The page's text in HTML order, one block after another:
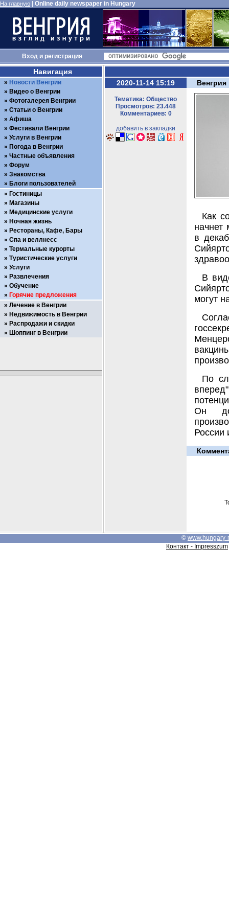
На главную Online daily newspaper in Hungary
Входи регистрация
2020-11-14 15:19
Тематика: Общество
Просмотров: 23.448
Комментариев: 0
добавить в закладки
Венгрия
Как
начнет
в
В
могут
По
Он
России
Навигация
Новости Венгрии
Видео о Венгрии
Фотогалерея Венгрии
Статьи о Венгрии
Афиша
Фестивали Венгрии
Услуги в Венгрии
Погода в Венгрии
Частные объявления
Форум
Знакомства
Блоги пользователей
Гостиницы
Магазины
Медицинские услуги
Ночная жизнь
Рестораны, Кафе, Бары
Спа и веллнесс
Термальные курорты
Туристические услуги
Услуги
Развлечения
Обучение
Горячие предложения
Лечение в Венгрии
Недвижимость в Венгрии
Распродажи и скидки
Шоппинг в Венгрии
© www.hungary-
Контакт - Impresszum